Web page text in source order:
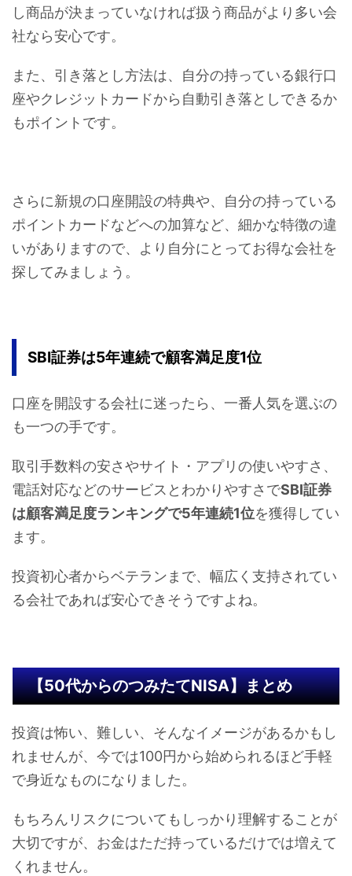
し商品が決まっていなければ扱う商品がより多い会
社なら安心です。
また、引き落とし方法は、自分の持っている銀行口
座やクレジットカードから自動引き落としできるか
もポイントです。
さらに新規の口座開設の特典や、自分の持っている
ポイントカードなどへの加算など、細かな特徴の違
いがありますので、より自分にとってお得な会社を
探してみましょう。
SBI証券は5年連続で顧客満足度1位
口座を開設する会社に迷ったら、一番人気を選ぶの
も一つの手です。
取引手数料の安さやサイト・アプリの使いやすさ、
電話対応などのサービスとわかりやすさでSBI証券
は顧客満足度ランキングで5年連続1位を獲得してい
ます。
投資初心者からベテランまで、幅広く支持されてい
る会社であれば安心できそうですよね。
【50代からのつみたてNISA】まとめ
投資は怖い、難しい、そんなイメージがあるかもし
れませんが、今では100円から始められるほど手軽
で身近なものになりました。
もちろんリスクについてもしっかり理解することが
大切ですが、お金はただ持っているだけでは増えて
くれません。